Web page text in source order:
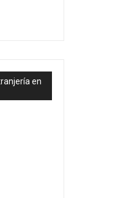
en